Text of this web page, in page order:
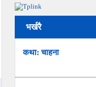
भर्खरै
कथा: चाहना